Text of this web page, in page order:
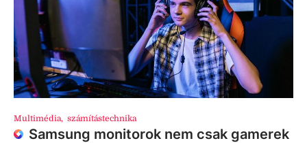
Multimédia, számítástechnika
Samsung monitorok nem csak gamerek